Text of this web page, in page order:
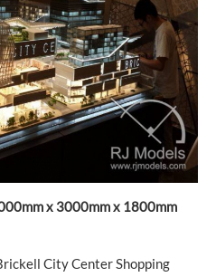
x 3000mm x 1800mm
City Center Shopping